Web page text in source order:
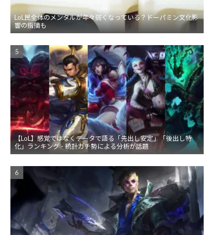
LoL民全体のメンタルが年々弱くなっている？ドーパミン文化影
響の指摘も
【LoL】感覚ではなくデータで語る「先出し安定」「後出し特
化」ランキング - 統計ガチ勢による分析が話題